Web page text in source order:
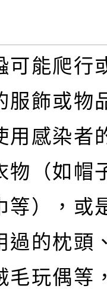
可能爬行
服飾或物
用感染者
物（如帽
等），或
過的枕頭
毛玩偶等